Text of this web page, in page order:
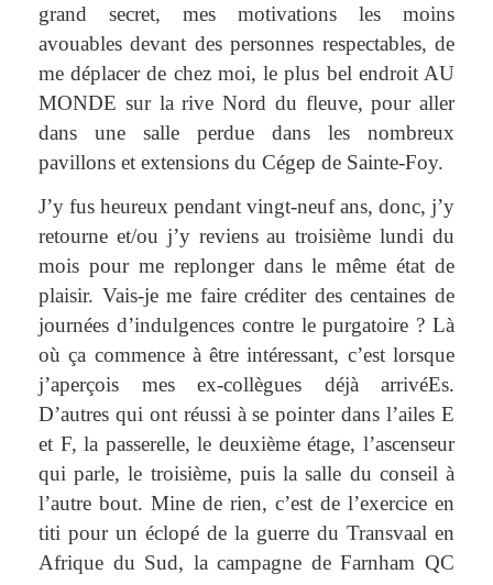
grand secret, mes motivations les moins
avouables devant des personnes respectables, de
me déplacer de chez moi, le plus bel endroit AU
MONDE sur la rive Nord du fleuve, pour aller
dans une salle perdue dans les nombreux
pavillons et extensions du Cégep de Sainte-Foy.
J’y fus heureux pendant vingt-neuf ans, donc, j’y
retourne et/ou j’y reviens au troisième lundi du
mois pour me replonger dans le même état de
plaisir. Vais-je me faire créditer des centaines de
journées d’indulgences contre le purgatoire ? Là
où ça commence à être intéressant, c’est lorsque
j’aperçois mes ex-collègues déjà arrivéEs.
D’autres qui ont réussi à se pointer dans l’ailes E
et F, la passerelle, le deuxième étage, l’ascenseur
qui parle, le troisième, puis la salle du conseil à
l’autre bout. Mine de rien, c’est de l’exercice en
titi pour un éclopé de la guerre du Transvaal en
Afrique du Sud, la campagne de Farnham QC